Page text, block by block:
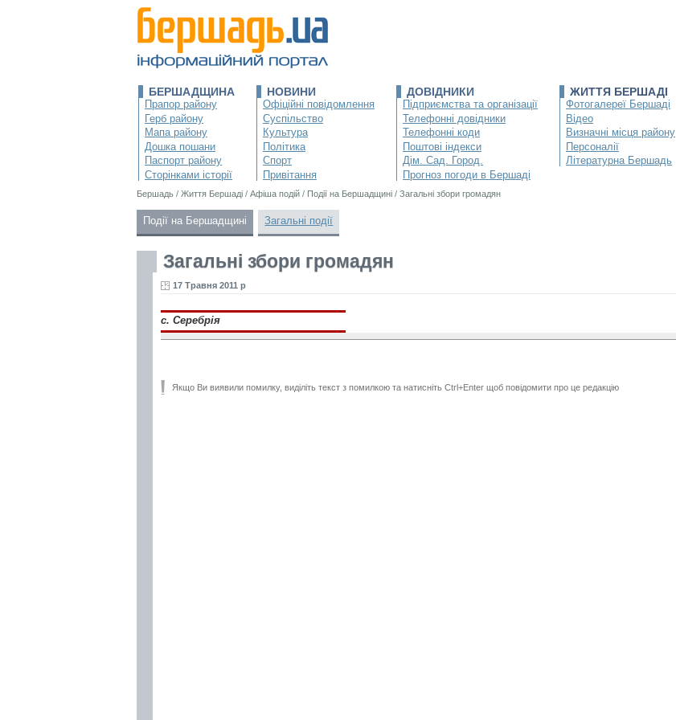
БЕРШАДЩИНА
Прапор району
Герб району
Мапа району
Дошка пошани
Паспорт району
Сторінками історії
НОВИНИ
Офіційні повідомлення
Суспільство
Культура
Політика
Спорт
Привітання
ДОВІДНИКИ
Підприємства та організації
Телефонні довідники
Телефонні коди
Поштові індекси
Дім. Сад. Город.
Прогноз погоди в Бершаді
ЖИТТЯ БЕРШАДІ
Фотогалереї Бершаді
Відео
Визначні місця району
Персоналії
Літературна Бершадь
Бершадь / Життя Бершаді / Афіша подій / Події на Бершадщині / Загальні збори громадян
Події на Бершадщині Загальні події
Загальні збори громадян
17 Травня 2011 р
с. Серебрія
Якщо Ви виявили помилку, виділіть текст з помилкою та натисніть Ctrl+Enter щоб повідомити про це редакцію